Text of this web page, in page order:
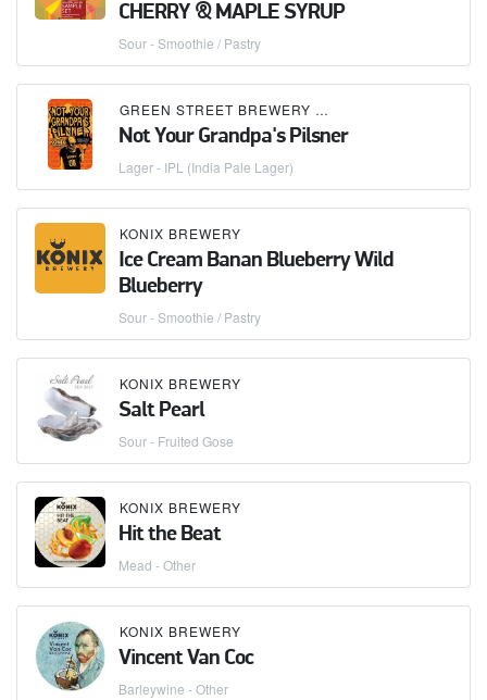
CHERRY & MAPLE SYRUP
Sour - Smoothie / Pastry
GREEN STREET BREWERY
Not Your Grandpa's Pilsner
Lager - IPL (India Pale Lager)
KONIX BREWERY
Ice Cream Banan Blueberry Wild
Blueberry
Sour - Smoothie / Pastry
KONIX BREWERY
Salt Pearl
Sour - Fruited Gose
KONIX BREWERY
Hit the Beat
Mead - Other
KONIX BREWERY
Vincent Van Coc
Barleywine - Other